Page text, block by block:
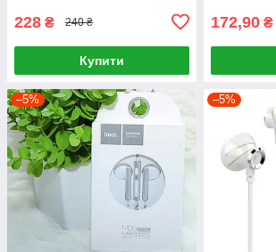
228 ₴ 240 ₴
Купити
172,90 ₴
–5% –5%